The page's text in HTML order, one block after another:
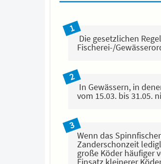
Die gesetzlichen
Fischerei-/
In Gewässern, in
vom 15.03. bis 31.05.
Wenn das
Zanderschonzeit
große Köder häufiger